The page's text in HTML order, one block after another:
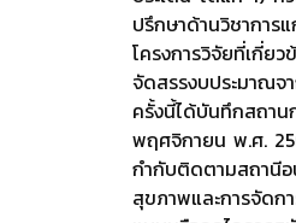
ปรึกษาด้านวิชาการ
โครงการวิจัยที่เกี่ย
จัดสรรงบประมาณ
ครั้งนี้ได้บันทึกสถา
พฤศจิกายน พ.ศ.
กำกับติดตามสถานีอ
สุขภาพและการจัดก